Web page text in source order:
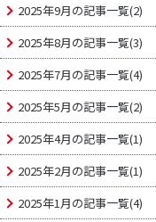
2025年9月の記事一覧(2)
2025年8月の記事一覧(3)
2025年7月の記事一覧(4)
2025年5月の記事一覧(2)
2025年4月の記事一覧(1)
2025年2月の記事一覧(1)
2025年1月の記事一覧(4)